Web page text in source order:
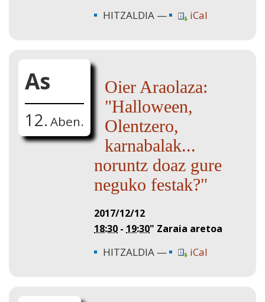
HITZALDIA iCal
As
12. Aben.
Oier Araolaza:
"Halloween,
Olentzero,
karnabalak...
noruntz doaz gure
neguko festak?"
2017/12/12
18:30 - 19:30" Zaraia aretoa
HITZALDIA iCal